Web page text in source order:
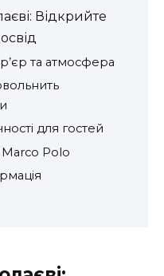
Відкрийте
та атмосфера
для гостей
Marco Polo